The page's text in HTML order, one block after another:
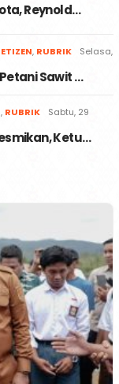
Reynold…
, RUBRIK
Selasa,
Sawit …
, RUBRIK
Sabtu, 29
Ketu…